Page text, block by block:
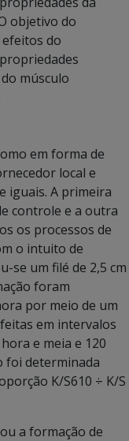
objetivo do
do
músculo
em forma de
local e
iguais. A primeira
controle e a outra
os processos de
o intuito de
se um filé de 2,5 cm
foram
por meio de um
em intervalos
e meia e 120
foi determinada
K/S610 ÷ K/S
a formação de